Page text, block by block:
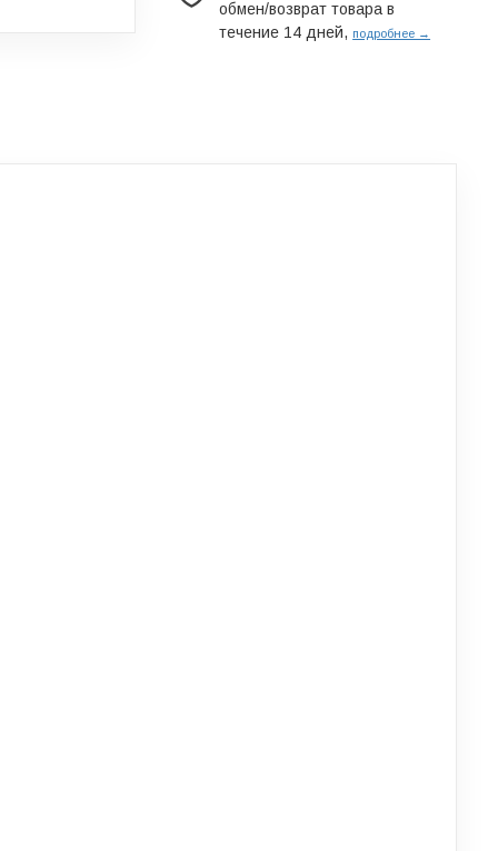
обмен/возврат товара в
течение 14 дней, подробнее →